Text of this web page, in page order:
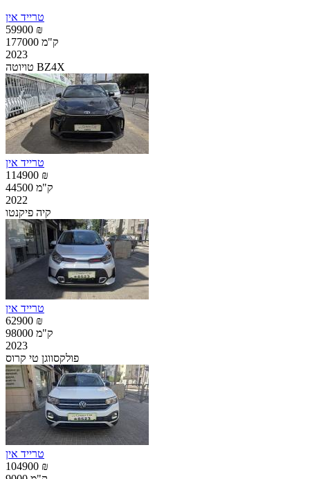
טרייד אין
59900 ₪
177000 ק"מ
2023
טויוטה BZ4X
טרייד אין
114900 ₪
44500 ק"מ
2022
קיה פיקנטו
טרייד אין
62900 ₪
98000 ק"מ
2023
פולקסווגן טי קרוס
טרייד אין
104900 ₪